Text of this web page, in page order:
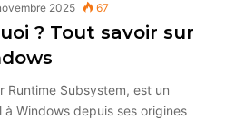
2025 67
? Tout savoir sur
Runtime Subsystem, est un
Windows depuis ses origines